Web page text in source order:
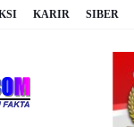
KARIR SIBER